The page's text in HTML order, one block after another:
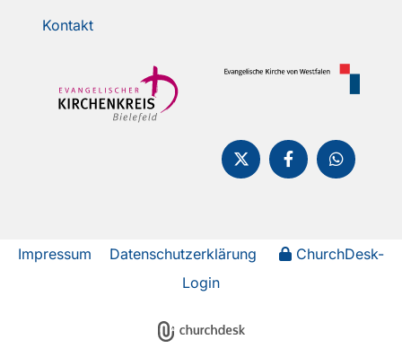
Kontakt
Impressum Datenschutzerklärung
ChurchDesk-
Login